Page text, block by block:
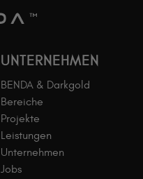
UNTERNEHMEN
BENDA & Darkgold
Bereiche
Projekte
Leistungen
Unternehmen
Jobs